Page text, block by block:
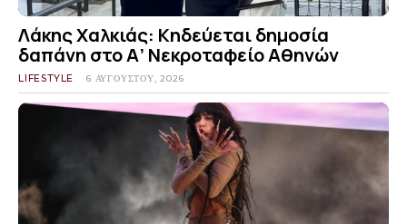
Λάκης Χαλκιάς: Κηδεύεται δημοσία
δαπάνη στο Α’ Νεκροταφείο Αθηνών
LIFESTYLE 6 ΑΥΓΟΎΣΤΟΥ, 2026